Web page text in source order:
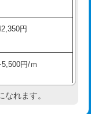
円
円
円
円/ｍ
地調査
れます。